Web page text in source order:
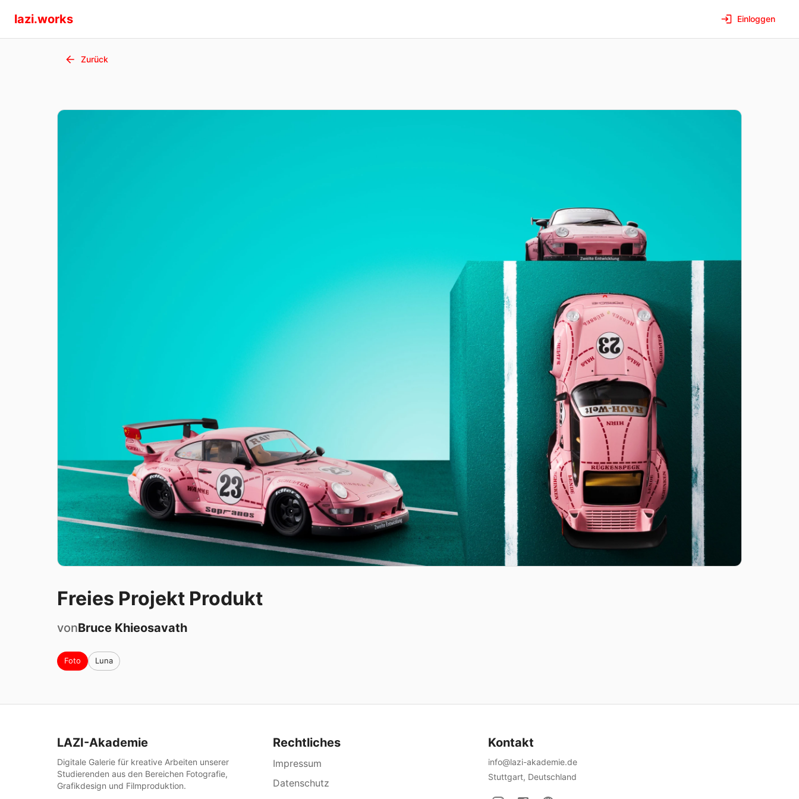
lazi.works Einloggen
Zurück
Freies Projekt Produkt
vonBruce Khieosavath
Foto Luna
LAZI-Akademie
Digitale Galerie für kreative Arbeiten unserer
Studierenden aus den Bereichen Fotografie,
Grafikdesign und Filmproduktion.
Rechtliches
Impressum
Datenschutz
Kontakt
info@lazi-akademie.de
Stuttgart, Deutschland